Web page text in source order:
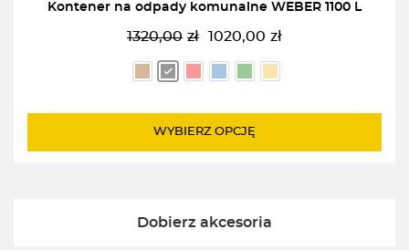
Kontener na odpady komunalne WEBER 1100 L
1320,00 zł
Pierwotna
cena
wynosiła:
1020,00 zł
Aktualna
cena
wynosi:
WYBIERZ OPCJĘ
Dobierz akcesoria